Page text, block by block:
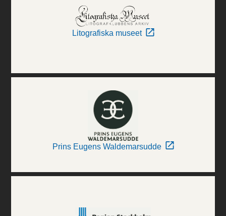
Litografiska museet
Prins Eugens Waldemarsudde